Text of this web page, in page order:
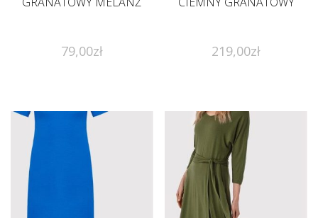
79,00zł 219,00zł